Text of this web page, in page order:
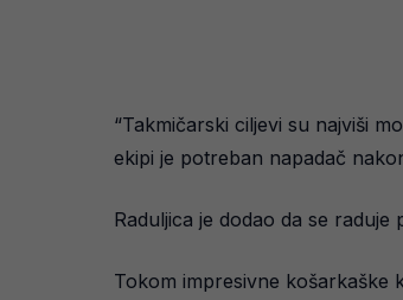
“Takmičarski ciljevi su najviši
ekipi je potreban napadač
Raduljica je dodao da se
Tokom impresivne košarkaške